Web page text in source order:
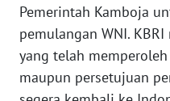
Pemerintah Kamboja
pemulangan WNI.
yang telah
maupun persetujuan
PAPUA
BARAT
WN
RIAU